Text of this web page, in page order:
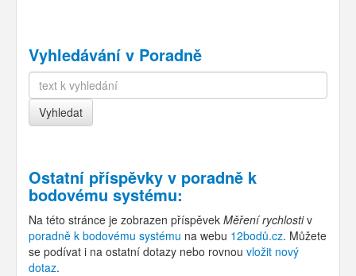
Vyhledávání v Poradně
Ostatní příspěvky v poradně k
bodovému systému:
Na této stránce je zobrazen příspěvek Měření rychlostiv
poradně k bodovému systému na webu 12bodů.cz. Můžete
se podívat i na ostatní dotazy nebo rovnou vložit nový
dotaz.